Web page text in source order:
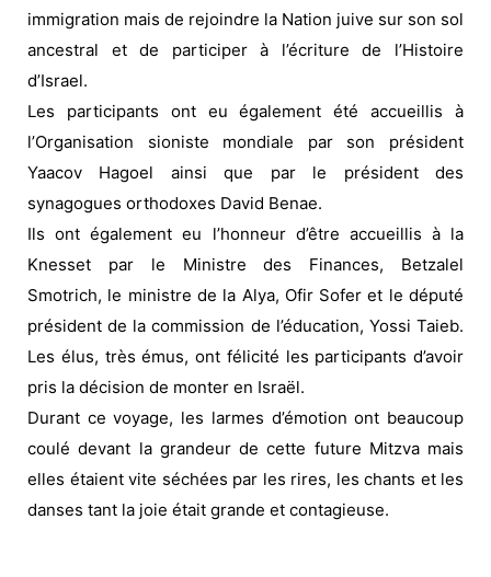
immigration mais de rejoindre la Nation juive sur son sol
ancestral et de participer à l’écriture de l’Histoire
d’Israel.
Les participants ont eu également été accueillis à
l’Organisation sioniste mondiale par son président
Yaacov Hagoel ainsi que par le président des
synagogues orthodoxes David Benae.
Ils ont également eu l’honneur d’être accueillis à la
Knesset par le Ministre des Finances, Betzalel
Smotrich, le ministre de la Alya, Ofir Sofer et le député
président de la commission de l’éducation, Yossi Taieb.
Les élus, très émus, ont félicité les participants d’avoir
pris la décision de monter en Israël.
Durant ce voyage, les larmes d’émotion ont beaucoup
coulé devant la grandeur de cette future Mitzva mais
elles étaient vite séchées par les rires, les chants et les
danses tant la joie était grande et contagieuse.